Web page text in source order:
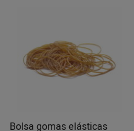
Bolsa gomas elásticas